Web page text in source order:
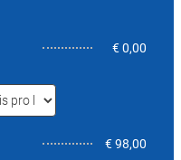
€ 0,00
€ 98,00